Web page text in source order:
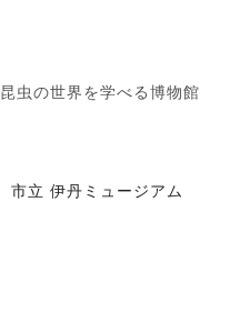
昆虫の世界を学べる博物館
市立 伊丹ミュージアム